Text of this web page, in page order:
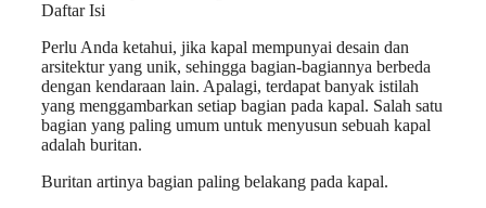
Daftar Isi
Perlu Anda ketahui, jika kapal mempunyai desain dan
arsitektur yang unik, sehingga bagian-bagiannya berbeda
dengan kendaraan lain. Apalagi, terdapat banyak istilah
yang menggambarkan setiap bagian pada kapal. Salah satu
bagian yang paling umum untuk menyusun sebuah kapal
adalah buritan.
Buritan artinya bagian paling belakang pada kapal.